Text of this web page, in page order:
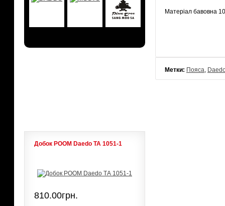
Добок POOM Daedo ТА 1051-1
810.00грн.
Матеріал бавовна
Метки: Пояса,